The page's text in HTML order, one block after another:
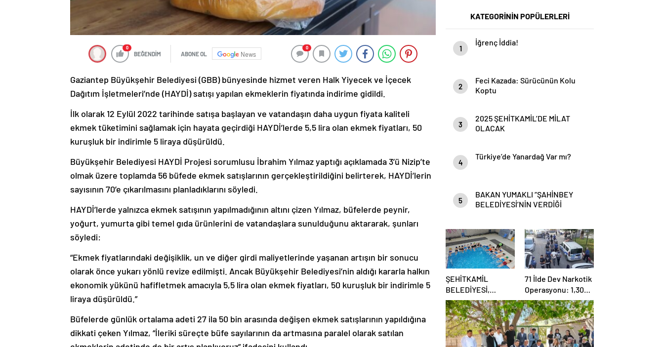
0
BEĞENDİM ABONE OL News
0
Gaziantep Büyükşehir Belediyesi (GBB) bünyesinde hizmet veren Halk Yiyecek ve İçecek
Dağıtım İşletmeleri’nde (HAYDİ) satışı yapılan ekmeklerin fiyatında indirime gidildi.
İlk olarak 12 Eylül 2022 tarihinde satışa başlayan ve vatandaşın daha uygun fiyata kaliteli
ekmek tüketimini sağlamak için hayata geçirdiği HAYDİ’lerde 5,5 lira olan ekmek fiyatları, 50
kuruşluk bir indirimle 5 liraya düşürüldü.
Büyükşehir Belediyesi HAYDİ Projesi sorumlusu İbrahim Yılmaz yaptığı açıklamada 3’ü Nizip’te
olmak üzere toplamda 56 büfede ekmek satışlarının gerçekleştirildiğini belirterek, HAYDİ’lerin
sayısının 70’e çıkarılmasını planladıklarını söyledi.
HAYDİ’lerde yalnızca ekmek satışının yapılmadığının altını çizen Yılmaz, büfelerde peynir,
yoğurt, yumurta gibi temel gıda ürünlerini de vatandaşlara sunulduğunu aktararak, şunları
söyledi:
“Ekmek fiyatlarındaki değişiklik, un ve diğer girdi maliyetlerinde yaşanan artışın bir sonucu
olarak önce yukarı yönlü revize edilmişti. Ancak Büyükşehir Belediyesi’nin aldığı kararla halkın
ekonomik yükünü hafifletmek amacıyla 5,5 lira olan ekmek fiyatları, 50 kuruşluk bir indirimle 5
liraya düşürüldü.”
Büfelerde günlük ortalama adeti 27 ila 50 bin arasında değişen ekmek satışlarının yapıldığına
dikkati çeken Yılmaz, “İleriki süreçte büfe sayılarının da artmasına paralel olarak satılan
KATEGORİNİN POPÜLERLERİ
1
İğrenç İddia!
2
Feci Kazada: Sürücünün Kolu
Koptu
3
2025 ŞEHİTKAMİL’DE MİLAT
OLACAK
4
Türkiye’de Yanardağ Var mı?
5
BAKAN YUMAKLI “ŞAHİNBEY
BELEDİYESİ’NİN VERDİĞİ
ŞEHİTKAMİL
BELEDİYESİ,
KORUMA ALTINDAKİ
ÇOCUKLARI
SPORLA
BULUŞTURUYOR
71 İlde Dev Narkotik
Operasyonu: 1,302
Şüpheli Yakalandı,
844 Tutuklama